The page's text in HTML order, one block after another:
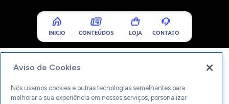
INICIO CONTEÚDOS LOJA CONTATO
Aviso de Cookies
Nós usamos cookies e outras tecnologias semelhantes para
melhorar a sua experiência em nossos serviços, personalizar